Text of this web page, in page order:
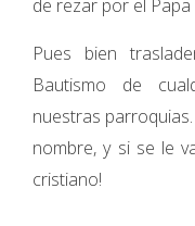
de rezar por el Papa
Pues bien
Bautismo de
nuestras
nombre, y si se le
cristiano!